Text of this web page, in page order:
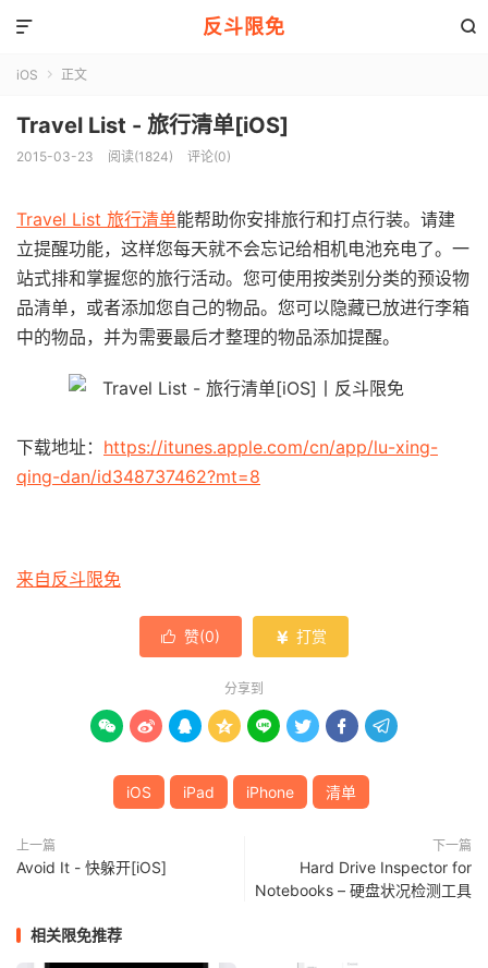
反斗限免 

iOS  正文
Travel List - 旅行清单[iOS]
2015-03-23 阅读(1824) 评论(0)
Travel List 旅行清单能帮助你安排旅行和打点行装。请建
立提醒功能，这样您每天就不会忘记给相机电池充电了。一
站式排和掌握您的旅行活动。您可使用按类别分类的预设物
品清单，或者添加您自己的物品。您可以隐藏已放进行李箱
中的物品，并为需要最后才整理的物品添加提醒。
下载地址： https://itunes.apple.com/cn/app/lu-xing-
qing-dan/id348737462?mt=8
来自反斗限免
 赞(0)  打赏
分享到
       
iOS iPad iPhone 清单
上一篇
Avoid It - 快躲开[iOS]
下一篇
Hard Drive Inspector for
Notebooks – 硬盘状况检测工具
相关限免推荐